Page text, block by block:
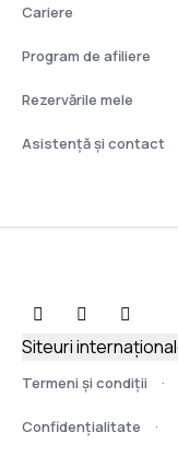
Cariere
Program de afiliere
Rezervările mele
Asistenţă şi contact
Termeni şi condiţii
Confidențialitate
Siteuri